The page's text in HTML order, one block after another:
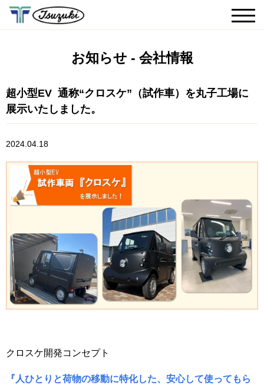
お知らせ - 会社情報
超小型EV 通称“クロスケ”（試作車）を丸子工場に
展示いたしました。
2024.04.18
クロスケ開発コンセプト
『人ひとりと荷物の移動に特化した、安心して使ってもら